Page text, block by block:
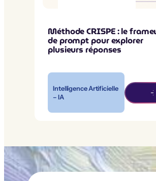
Méthode CRISPE : le
de prompt pour explorer
plusieurs réponses
Intelligence Artificielle
– IA